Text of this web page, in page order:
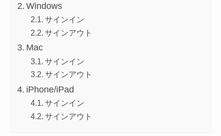
Windows
サインイン
サインアウト
Mac
サインイン
サインアウト
iPhone/iPad
サインイン
サインアウト